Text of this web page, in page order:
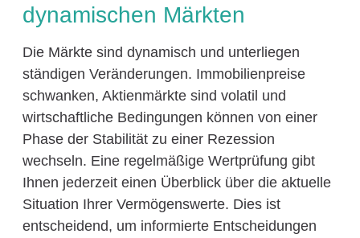
dynamischen Märkten
Die Märkte sind dynamisch und unterliegen
ständigen Veränderungen. Immobilienpreise
schwanken, Aktienmärkte sind volatil und
wirtschaftliche Bedingungen können von einer
Phase der Stabilität zu einer Rezession
wechseln. Eine regelmäßige Wertprüfung gibt
Ihnen jederzeit einen Überblick über die aktuelle
Situation Ihrer Vermögenswerte. Dies ist
entscheidend, um informierte Entscheidungen